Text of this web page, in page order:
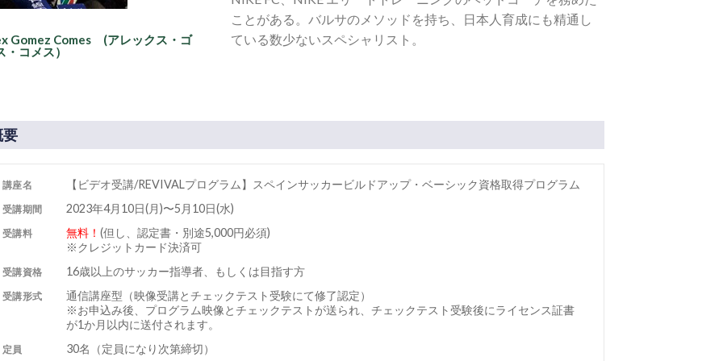
Gomez Comes (アレックス・ゴ
・コメス）
ことがある。バルサのメソッドを持ち、日本人育成にも精通し
ている数少ないスペシャリスト。
講座名 【ビデオ受講/REVIVALプログラム】スペインサッカービルドアップ・ベーシック資格取得プログラム
受講期間 2023年4月10日(月)〜5月10日(水)
受講料 無料！ (但し、認定書・別途5,000円必須)
※クレジットカード決済可
受講資格 16歳以上のサッカー指導者、もしくは目指す方
受講形式
通信講座型（映像受講とチェックテスト受験にて修了認定）
※お申込み後、プログラム映像とチェックテストが送られ、チェックテスト受験後にライセンス証書
が1か月以内に送付されます。
定員 30名（定員になり次第締切）